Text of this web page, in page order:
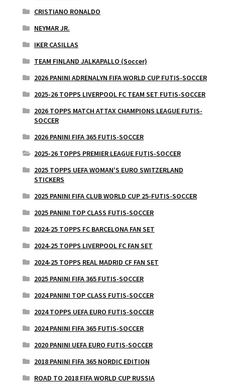
CRISTIANO RONALDO
NEYMAR JR.
IKER CASILLAS
TEAM FINLAND JALKAPALLO (Soccer)
2026 PANINI ADRENALYN FIFA WORLD CUP FUTIS-SOCCER
2025-26 TOPPS LIVERPOOL FC TEAM SET FUTIS-SOCCER
2026 TOPPS MATCH ATTAX CHAMPIONS LEAGUE FUTIS-
SOCCER
2026 PANINI FIFA 365 FUTIS-SOCCER
2025-26 TOPPS PREMIER LEAGUE FUTIS-SOCCER
2025 TOPPS UEFA WOMAN'S EURO SWITZERLAND
STICKERS
2025 PANINI FIFA CLUB WORLD CUP 25-FUTIS-SOCCER
2025 PANINI TOP CLASS FUTIS-SOCCER
2024-25 TOPPS FC BARCELONA FAN SET
2024-25 TOPPS LIVERPOOL FC FAN SET
2024-25 TOPPS REAL MADRID CF FAN SET
2025 PANINI FIFA 365 FUTIS-SOCCER
2024 PANINI TOP CLASS FUTIS-SOCCER
2024 TOPPS UEFA EURO FUTIS-SOCCER
2024 PANINI FIFA 365 FUTIS-SOCCER
2020 PANINI UEFA EURO FUTIS-SOCCER
2018 PANINI FIFA 365 NORDIC EDITION
ROAD TO 2018 FIFA WORLD CUP RUSSIA